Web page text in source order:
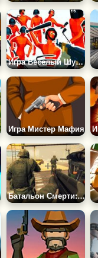
Игра Веселый Шутер
Игра Мистер Мафия
Батальон Смерти: Последняя Миссия